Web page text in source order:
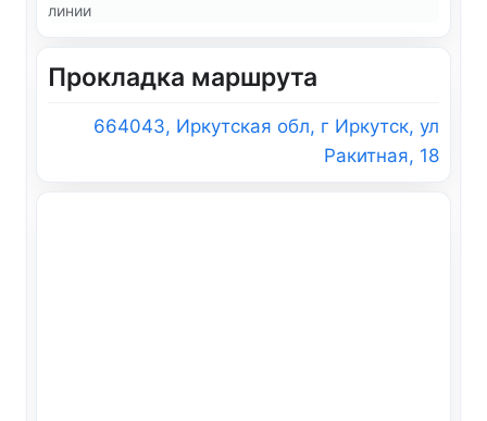
линии
Прокладка маршрута
664043, Иркутская обл, г Иркутск, ул
Ракитная, 18